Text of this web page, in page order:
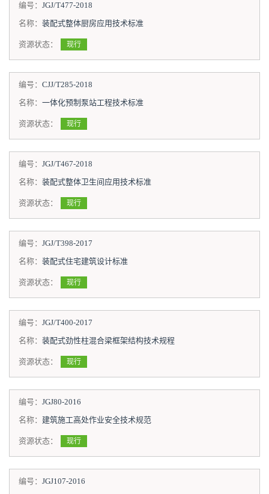
编号： JGJ/T477-2018
名称： 装配式整体厨房应用技术标准
资源状态： 现行
编号： CJJ/T285-2018
名称： 一体化预制泵站工程技术标准
资源状态： 现行
编号： JGJ/T467-2018
名称： 装配式整体卫生间应用技术标准
资源状态： 现行
编号： JGJ/T398-2017
名称： 装配式住宅建筑设计标准
资源状态： 现行
编号： JGJ/T400-2017
名称： 装配式劲性柱混合梁框架结构技术规程
资源状态： 现行
编号： JGJ80-2016
名称： 建筑施工高处作业安全技术规范
资源状态： 现行
编号： JGJ107-2016